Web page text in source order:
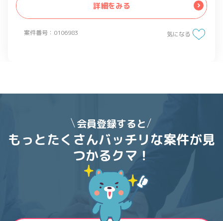
案件番号：0106983
詳細をみる
気になる
会員登録すると
もっとたくさんバッチリな案件が見
つかるクマ！